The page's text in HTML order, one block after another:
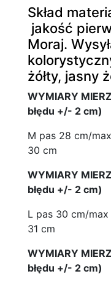
Skład
jakość
Moraj.
żółty, jasny
WYMIARY
błędu +/- 2 cm)
M pas 28 cm/
30 cm
WYMIARY
błędu +/- 2 cm)
L pas 30 cm/
31 cm
WYMIARY
błędu +/- 2 cm)